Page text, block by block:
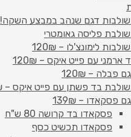
דגם שנהב במבצע השקה!
פליסה גאומטרי
לימונצ'לו – 120₪
ארמני עם פייט איקס – 120₪
פבלה – 120₪
בד פשתן עם פייט איקס – 120₪
פסקאדו – 139₪
פסקאדו בד קרושה 80 ש"ח
פסקאדו תכשיט כסף